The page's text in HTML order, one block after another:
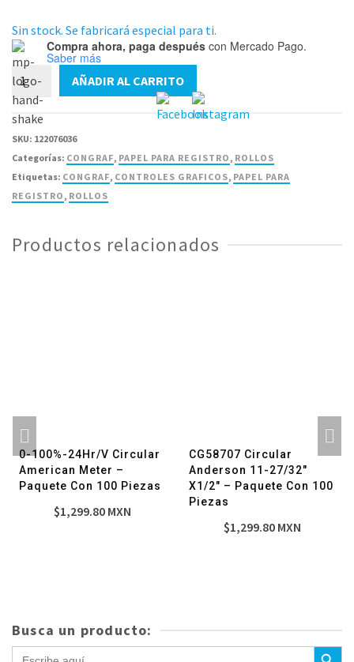
Sin stock. Se fabricará especial para ti.
Compra ahora, paga después con Mercado Pago.
Saber más
Papel
para
CG-
X20M
1
AÑADIR AL CARRITO
SKU: 122076036
Categorías: CONGRAF, PAPEL PARA REGISTRO, ROLLOS
Etiquetas: CONGRAF, CONTROLES GRAFICOS, PAPEL PARA
REGISTRO, ROLLOS
Productos relacionados
0-100%-24Hr/V Circular
American Meter –
Paquete Con 100 Piezas
$1,299.80MXN
CG58707 Circular
Anderson 11-27/32″
X1/2″ – Paquete Con 100
Piezas
$1,299.80MXN
Busca un producto:
Buscar: Botón de